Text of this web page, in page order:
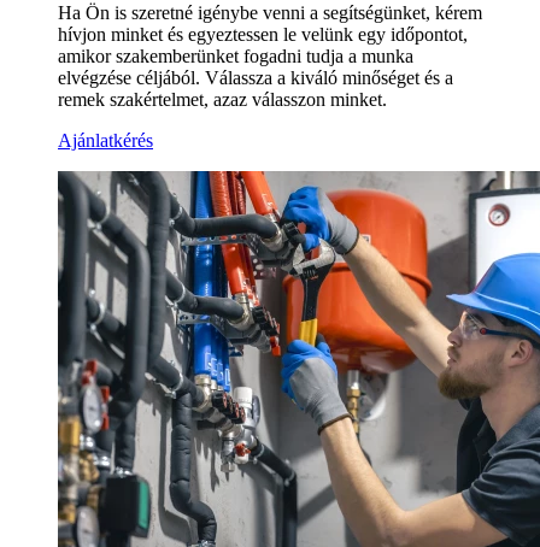
Ha Ön is szeretné igénybe venni a segítségünket, kérem
hívjon minket és egyeztessen le velünk egy időpontot,
amikor szakemberünket fogadni tudja a munka
elvégzése céljából. Válassza a kiváló minőséget és a
remek szakértelmet, azaz válasszon minket.
Ajánlatkérés